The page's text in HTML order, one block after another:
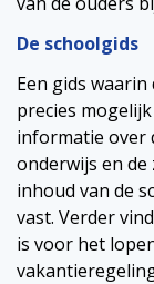
De schoolgids
Een gids
precies
informatie over
onderwijs en de
inhoud van de
vast. Verder
is voor het